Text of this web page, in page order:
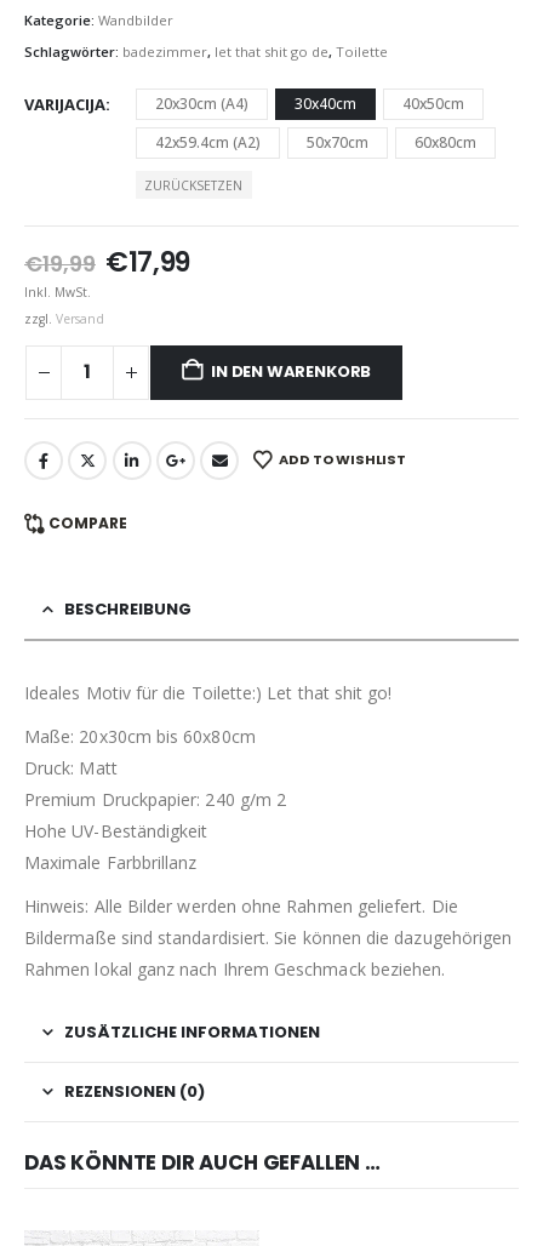
Kategorie: Wandbilder
Schlagwörter: badezimmer, let that shit go de, Toilette
VARIJACIJA 20x30cm (A4) 30x40cm
40x50cm
42x59.4cm (A2)
50x70cm 60x80cm
ZURÜCKSETZEN
€19,99 Ursprünglicher
Preis
€19,99
€17,99Aktueller
€17,99.
Inkl. MwSt.
zzgl. Versand
IN DEN WARENKORB
ADD TO WISHLIST
COMPARE
BESCHREIBUNG
Ideales Motiv für die Toilette:) Let that shit go!
Maße: 20x30cm bis 60x80cm
Druck: Matt
Premium Druckpapier: 240 g/m 2
Hohe UV-Beständigkeit
Maximale Farbbrillanz
Hinweis: Alle Bilder werden ohne Rahmen geliefert. Die
Bildermaße sind standardisiert. Sie können die dazugehörigen
Rahmen lokal ganz nach Ihrem Geschmack beziehen.
ZUSÄTZLICHE INFORMATIONEN
REZENSIONEN (0)
DAS KÖNNTE DIR AUCH GEFALLEN …